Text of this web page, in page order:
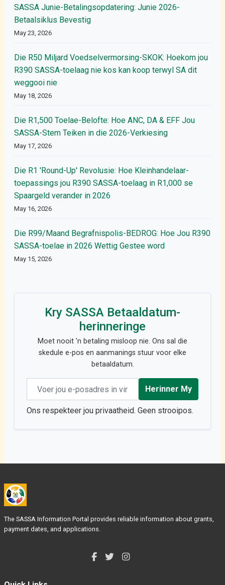
SASSA Junie-Betalingsopdatering: Junie 2026-
Betaalsiklus Bevestig
May 23, 2026
Die R50 Miljard Voedselvermorsing-SKOK: Hoekom jou
R390 SASSA-toelaag nie kos kan koop terwyl SA dit
weggooi nie
May 18, 2026
Die R1,500 Toelae-Belofte: Hoe ANC, DA & EFF Jou
SASSA-Stem Teiken in die 2026-Verkiesing
May 17, 2026
Die R1 'Round-Up' Revolusie: Hoe Kleinhandelaar-
toepassings jou R390 SASSA-toelaag in R1,000 se
Spaargeld verander in 2026
May 16, 2026
Die R99/Maand Begrafnispolis-BEDROG: Hoe Jou R390
SASSA-toelae in 2026 Wettig Gestee word
May 15, 2026
Kry SASSA Betaaldatum-
herinneringe
Moet nooit 'n betaling misloop nie. Ons sal die
skedule e-pos en aanmanings stuur voor elke
betaaldatum.
Email address
Herinner My
Ons respekteer jou privaatheid. Geen strooipos.
The SASSA Information Portal provides reliable information about grants,
payment dates, and applications.